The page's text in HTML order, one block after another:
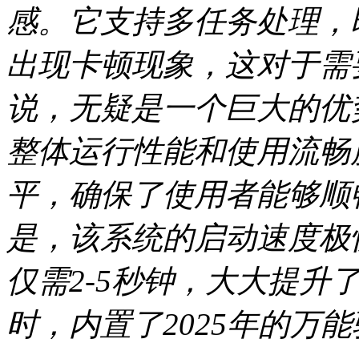
感。它支持多任务处理
出现卡顿现象，这对于
说，无疑是一个巨大的
整体运行性能和使用流
平，确保了使用者能够
是，该系统的启动速度
仅需2-5秒钟，大大提升
时，内置了2025年的万